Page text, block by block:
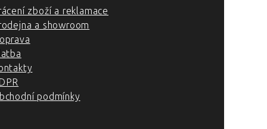
zboží a reklamace
a showroom
podmínky